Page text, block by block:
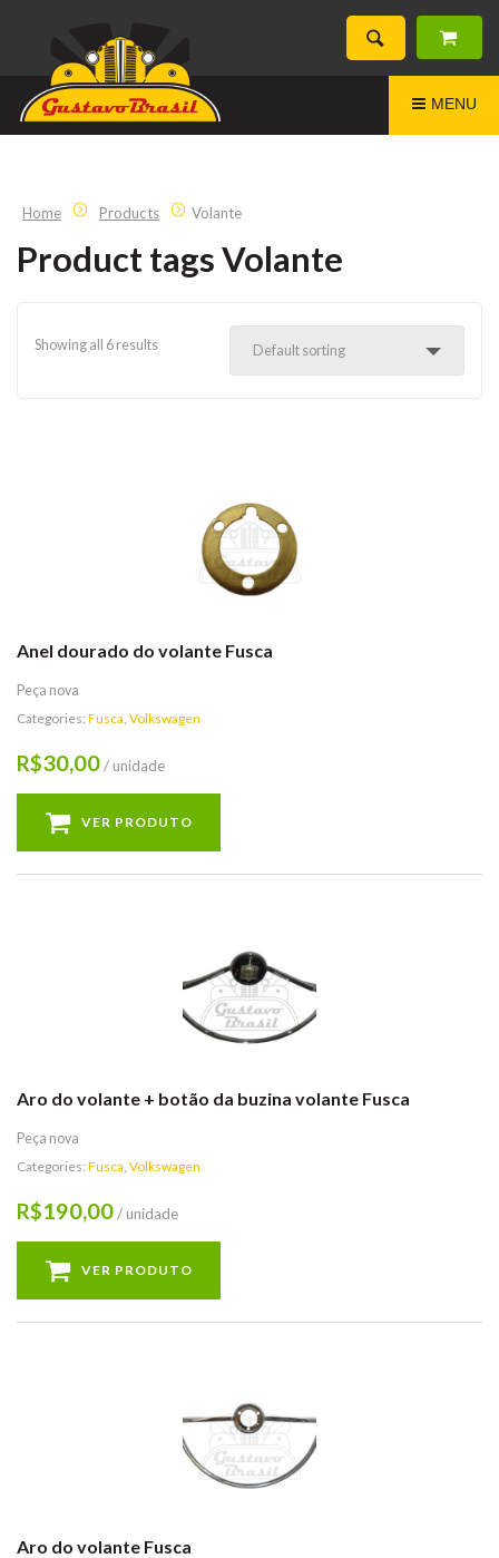
MENU
Home Products Volante
Product tags Volante
Showing all 6 results Default sorting
Anel dourado do volante Fusca
Peça nova
Categories: Fusca, Volkswagen
R$30,00/ unidade
VER PRODUTO
Aro do volante + botão da buzina volante Fusca
Peça nova
Categories: Fusca, Volkswagen
R$190,00/ unidade
VER PRODUTO
Aro do volante Fusca